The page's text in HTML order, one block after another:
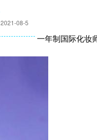
2021-08-5
一年制国际化妆